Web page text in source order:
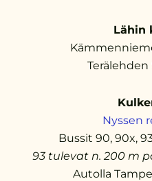
Lähin
Terälehden
Nyssen
Bussit 90, 90x,
93 tulevat n. 200 m
Autolla